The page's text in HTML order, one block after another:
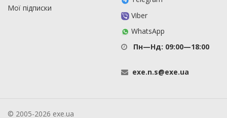
Мої підписки
Viber
WhatsApp
Пн—Нд: 09:00—18:00
exe.n.s@exe.ua
© 2005-2026 exe.ua